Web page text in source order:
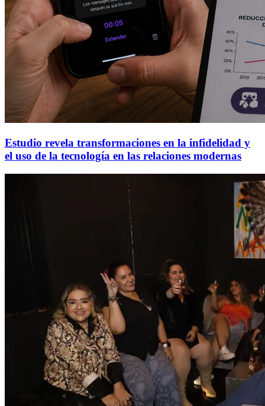
Estudio revela transformaciones en la infidelidad y
el uso de la tecnología en las relaciones modernas